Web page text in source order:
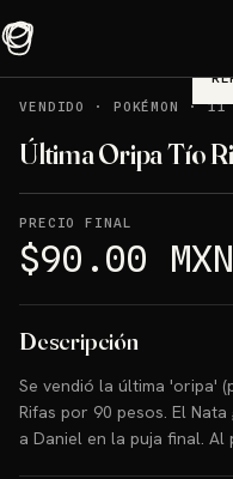
VENDIDO
· POKÉMON ·11
Última Oripa Tío
PRECIO FINAL
$90.00 MXN
Descripción
Se vendió la última 'oripa'
Rifas por 90 pesos. El
a Daniel en la puja final.